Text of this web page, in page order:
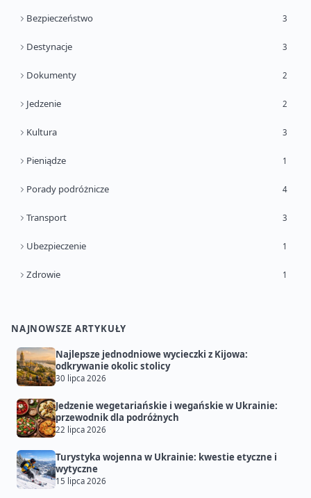
Bezpieczeństwo 3
Destynacje 3
Dokumenty 2
Jedzenie 2
Kultura 3
Pieniądze 1
Porady podróżnicze 4
Transport 3
Ubezpieczenie 1
Zdrowie 1
NAJNOWSZE ARTYKUŁY
Najlepsze jednodniowe wycieczki z Kijowa:
odkrywanie okolic stolicy
30 lipca 2026
Jedzenie wegetariańskie i wegańskie w Ukrainie:
przewodnik dla podróżnych
22 lipca 2026
Turystyka wojenna w Ukrainie: kwestie etyczne i
wytyczne
15 lipca 2026